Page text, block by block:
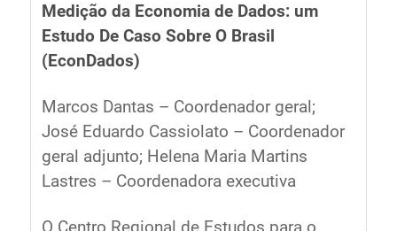
Medição da Economia de Dados: um
Estudo De Caso Sobre O Brasil
(EconDados)
Marcos Dantas – Coordenador geral;
José Eduardo Cassiolato – Coordenador
geral adjunto; Helena Maria Martins
Lastres – Coordenadora executiva
O Centro Regional de Estudos para o